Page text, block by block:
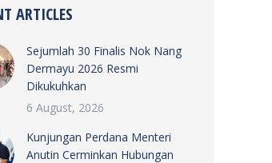
ARTICLES
Sejumlah 30 Finalis Nok Nang
Dermayu 2026 Resmi
Dikukuhkan
6 August, 2026
Kunjungan Perdana Menteri
Anutin Cerminkan Hubungan